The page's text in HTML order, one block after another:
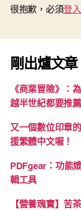
很抱歉，必須登入
剛出爐文章
《商業冒險》：
越半世紀都要推
又一個數位印章
援繁體中文喔！
PDFgear：功能
輯工具
【營養瑰寶】苦